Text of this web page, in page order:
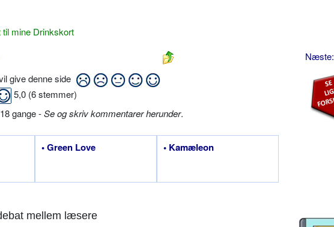
mine Drinkskort
give denne side
5,0 (6stemmer)
gange -Se og skriv kommentarer herunder.
• Green Love • Kamæleon
mellem læsere